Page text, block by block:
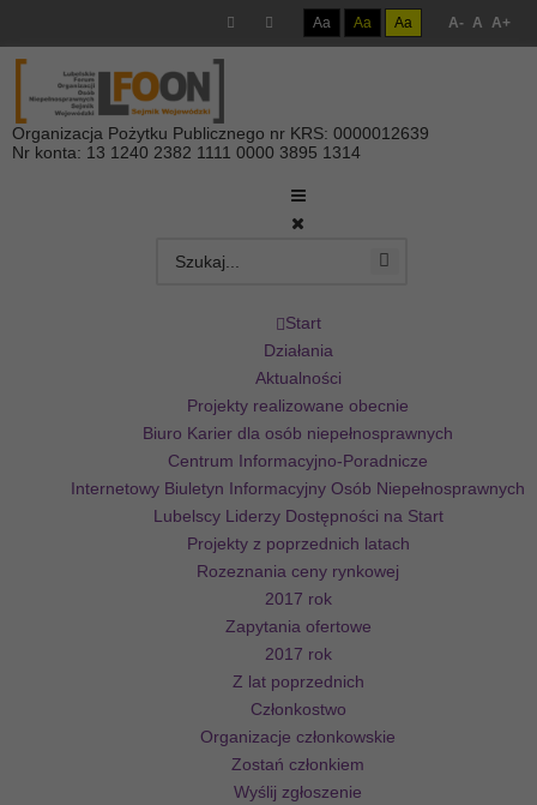
Aa Aa Aa A- A A+
Organizacja Pożytku Publicznego nr KRS: 0000012639
Nr konta: 13 1240 2382 1111 0000 3895 1314
Start
Działania
Aktualności
Projekty realizowane obecnie
Biuro Karier dla osób niepełnosprawnych
Centrum Informacyjno-Poradnicze
Internetowy Biuletyn Informacyjny Osób Niepełnosprawnych
Lubelscy Liderzy Dostępności na Start
Projekty z poprzednich latach
Rozeznania ceny rynkowej
2017 rok
Zapytania ofertowe
2017 rok
Z lat poprzednich
Członkostwo
Organizacje członkowskie
Zostań członkiem
Wyślij zgłoszenie